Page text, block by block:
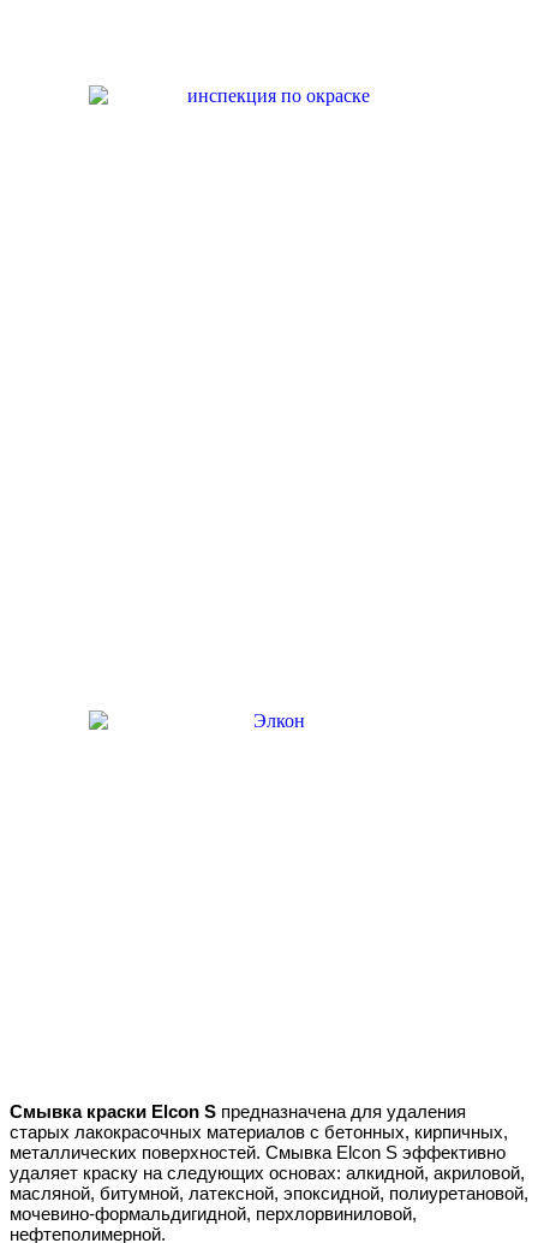
Смывка краски Elcon S предназначена для удаления
старых лакокрасочных материалов с бетонных, кирпичных,
металлических поверхностей. Смывка Elcon S эффективно
удаляет краску на следующих основах: алкидной, акриловой,
масляной, битумной, латексной, эпоксидной, полиуретановой,
мочевино-формальдигидной, перхлорвиниловой,
нефтеполимерной.